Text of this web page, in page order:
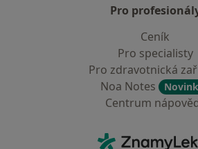
Pro
Ceník
Pro specialisty
Pro zdravotnická
Noa Notes
Centrum